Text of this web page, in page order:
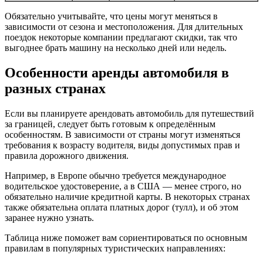
Обязательно учитывайте, что цены могут меняться в
зависимости от сезона и местоположения. Для длительных
поездок некоторые компании предлагают скидки, так что
выгоднее брать машину на несколько дней или недель.
Особенности аренды автомобиля в
разных странах
Если вы планируете арендовать автомобиль для путешествий
за границей, следует быть готовым к определённым
особенностям. В зависимости от страны могут изменяться
требования к возрасту водителя, виды допустимых прав и
правила дорожного движения.
Например, в Европе обычно требуется международное
водительское удостоверение, а в США — менее строго, но
обязательно наличие кредитной карты. В некоторых странах
также обязательна оплата платных дорог (тулл), и об этом
заранее нужно узнать.
Таблица ниже поможет вам сориентироваться по основным
правилам в популярных туристических направлениях: